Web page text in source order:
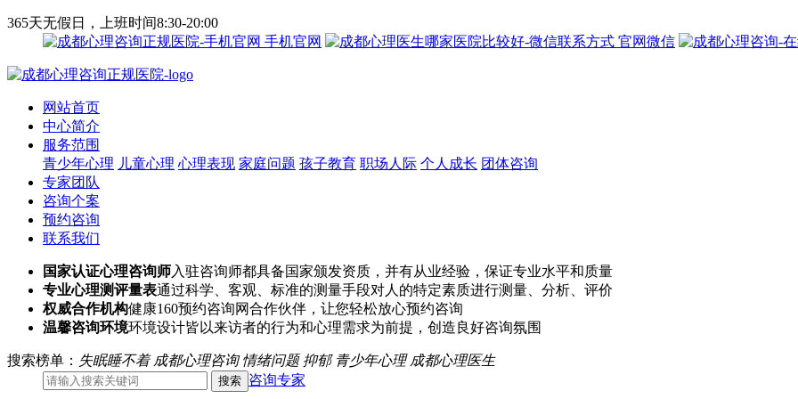
365天无假日，上班时间8:30-20:00
手机官网
官网微信
网站首页
中心简介
服务范围
青少年心理 儿童心理 心理表现 家庭问题 孩子教育 职场人际 个人成长 团体咨询
专家团队
咨询个案
预约咨询
联系我们
国家认证心理咨询师入驻咨询师都具备国家颁发资质，并有从业经验，保证专业水平和质量
专业心理测评量表通过科学、客观、标准的测量手段对人的特定素质进行测量、分析、评价
权威合作机构健康160预约咨询网合作伙伴，让您轻松放心预约咨询
温馨咨询环境环境设计皆以来访者的行为和心理需求为前提，创造良好咨询氛围
搜索榜单： 失眠睡不着 成都心理咨询 情绪问题 抑郁 青少年心理 成都心理医生
咨询专家